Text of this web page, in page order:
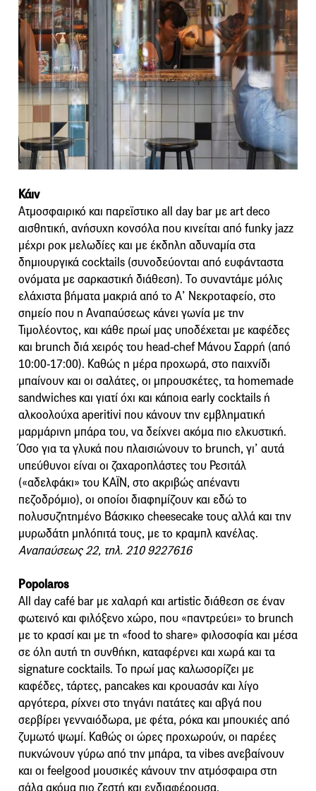
Κάιν
Ατμοσφαιρικό και παρεϊστικο all day bar με art deco
αισθητική, ανήσυχη κονσόλα που κινείται από funky jazz
μέχρι ροκ μελωδίες και με έκδηλη αδυναμία στα
δημιουργικά cocktails (συνοδεύονται από ευφάνταστα
ονόματα με σαρκαστική διάθεση). Το συναντάμε μόλις
ελάχιστα βήματα μακριά από το Α’ Νεκροταφείο, στο
σημείο που η Αναπαύσεως κάνει γωνία με την
Τιμολέοντος, και κάθε πρωί μας υποδέχεται με καφέδες
και brunch διά χειρός του head-chef Μάνου Σαρρή (από
10:00-17:00). Καθώς η μέρα προχωρά, στο παιχνίδι
μπαίνουν και οι σαλάτες, οι μπρουσκέτες, τα homemade
sandwiches και γιατί όχι και κάποια early cocktails ή
αλκοολούχα aperitivi που κάνουν την εμβληματική
μαρμάρινη μπάρα του, να δείχνει ακόμα πιο ελκυστική.
Όσο για τα γλυκά που πλαισιώνουν το brunch, γι’ αυτά
υπεύθυνοι είναι οι ζαχαροπλάστες του Ρεσιτάλ
(«αδελφάκι» του ΚΑΪΝ, στο ακριβώς απέναντι
πεζοδρόμιο), οι οποίοι διαφημίζουν και εδώ το
πολυσυζητημένο Βάσκικο cheesecake τους αλλά και την
μυρωδάτη μηλόπιτά τους, με το κραμπλ κανέλας.
Αναπαύσεως 22, τηλ. 210 9227616
Popolaros
All day café bar με χαλαρή και artistic διάθεση σε έναν
φωτεινό και φιλόξενο χώρο, που «παντρεύει» το brunch
με το κρασί και με τη «food to share» φιλοσοφία και μέσα
σε όλη αυτή τη συνθήκη, καταφέρνει και χωρά και τα
signature cocktails. Το πρωί μας καλωσορίζει με
καφέδες, τάρτες, pancakes και κρουασάν και λίγο
αργότερα, ρίχνει στο τηγάνι πατάτες και αβγά που
σερβίρει γενναιόδωρα, με φέτα, ρόκα και μπουκιές από
ζυμωτό ψωμί. Καθώς οι ώρες προχωρούν, οι παρέες
πυκνώνουν γύρω από την μπάρα, τα vibes ανεβαίνουν
και οι feelgood μουσικές κάνουν την ατμόσφαιρα στη
σάλα ακόμα πιο ζεστή και ενδιαφέρουσα.